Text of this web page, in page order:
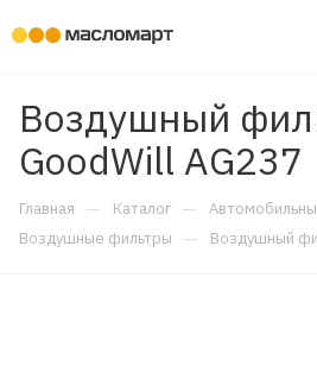
Воздушный
GoodWill AG237
Главная — Каталог —
Воздушные фильтры — Воздушный